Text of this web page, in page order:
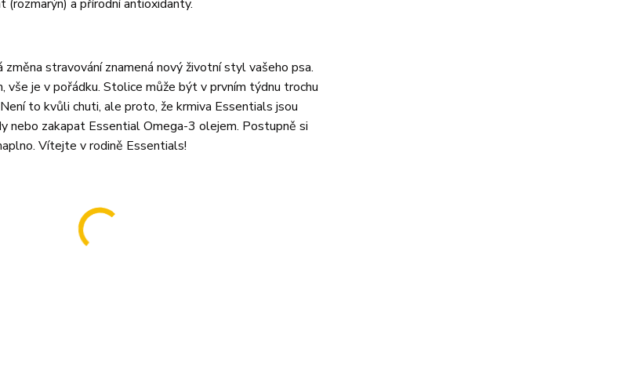
a přírodní antioxidanty.
stravování znamená nový životní styl vašeho psa.
je v pořádku. Stolice může být v prvním týdnu trochu
to kvůli chuti, ale proto, že krmiva Essentials jsou
zakapat Essential Omega-3 olejem. Postupně si
Vítejte v rodině Essentials!